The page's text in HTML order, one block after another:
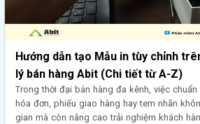
Hướng dẫn tạo Mẫu in tùy chỉnh
lý bán hàng Abit (Chi tiết từ A-Z)
Trong thời đại bán hàng đa kênh, việc
hóa đơn, phiếu giao hàng hay tem nhãn
gian mà còn nâng cao trải nghiệm khách